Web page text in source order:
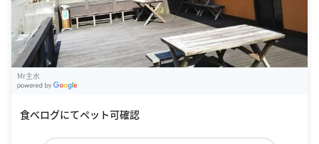
Mr主水
食べログにてペット可確認